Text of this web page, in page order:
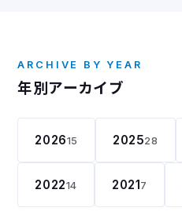
ARCHIVE BY YEAR
年別アーカイブ
202615 202528
202214 2021 7